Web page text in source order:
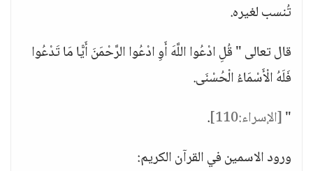
تُنسب لغيره.
قال تعالى " قُلِ ادْعُوا اللَّهَ أَوِ ادْعُوا الرَّحْمَنَ أَيًّا مَا تَدْعُوا
فَلَهُ الْأَسْمَاءُ الْحُسْنَى.
"[الإسراء:110]
.
ورود الاسمين في القرآن الكريم: